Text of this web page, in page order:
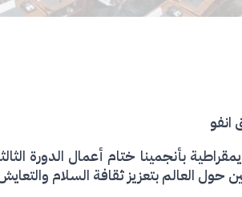
انفو
بأنجمينا ختام أعمال الدورة
حول العالم بتعزيز ثقافة السلام